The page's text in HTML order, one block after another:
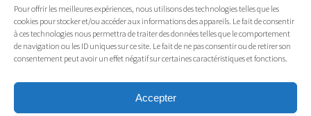
Pour offrir les meilleures expériences, nous utilisons des technologies telles que les
cookies pour stocker et/ou accéder aux informations des appareils. Le fait de consentir
à ces technologies nous permettra de traiter des données telles que le comportement
de navigation ou les ID uniques sur ce site. Le fait de ne pas consentir ou de retirer son
consentement peut avoir un effet négatif sur certaines caractéristiques et fonctions.
Accepter
marcom@maintenance-medicale.com